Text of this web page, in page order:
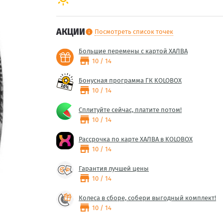
АКЦИИinfo Посмотреть список точек
Большие перемены с картой ХАЛВА
store 10 / 14
Бонусная программа ГК KOLOBOX
store 10 / 14
Сплитуйте сейчас, платите потом!
store 10 / 14
Рассрочка по карте ХАЛВА в KOLOBOX
store 10 / 14
Гарантия лучшей цены
store 10 / 14
Колеса в сборе, собери выгодный комплект!
store 10 / 14